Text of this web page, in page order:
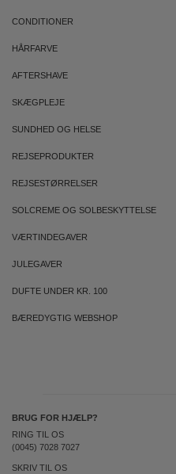
CONDITIONER
HÅRFARVE
AFTERSHAVE
SKÆGPLEJE
SUNDHED OG HELSE
REJSEPRODUKTER
REJSESTØRRELSER
SOLCREME OG SOLBESKYTTELSE
VÆRTINDEGAVER
JULEGAVER
DUFTE UNDER KR. 100
BÆREDYGTIG WEBSHOP
BRUG FOR HJÆLP?
RING TIL OS
(0045) 7028 7027
SKRIV TIL OS